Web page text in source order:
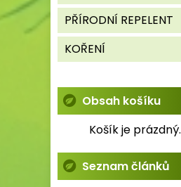
PŘÍRODNÍ REPELENT
KOŘENÍ
Obsah košíku
Košík je prázdný.
Seznam článků